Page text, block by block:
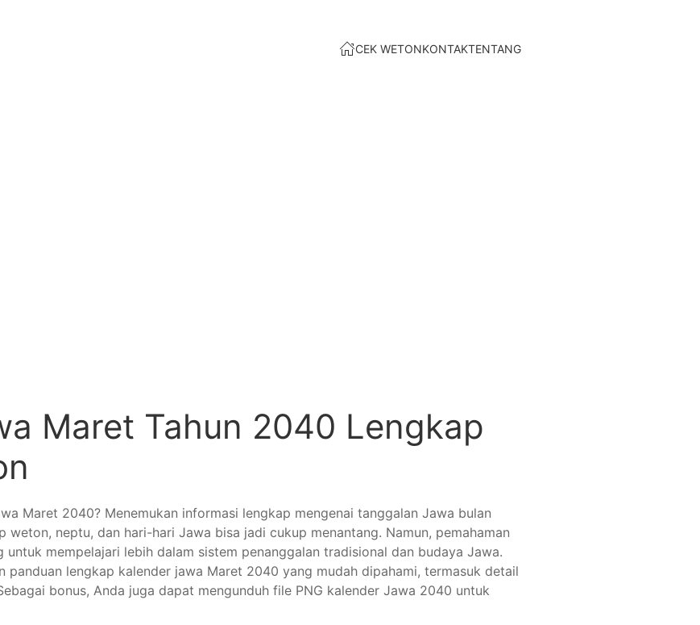
CEK WETONKONTAKTENTANG
Maret Tahun 2040 Lengkap
Maret 2040? Menemukan informasi lengkap mengenai tanggalan Jawa bulan
weton, neptu, dan hari-hari Jawa bisa jadi cukup menantang. Namun, pemahaman
mempelajari lebih dalam sistem penanggalan tradisional dan budaya Jawa.
panduan lengkap kalender jawa Maret 2040 yang mudah dipahami, termasuk detail
bonus, Anda juga dapat mengunduh file PNG kalender Jawa 2040 untuk